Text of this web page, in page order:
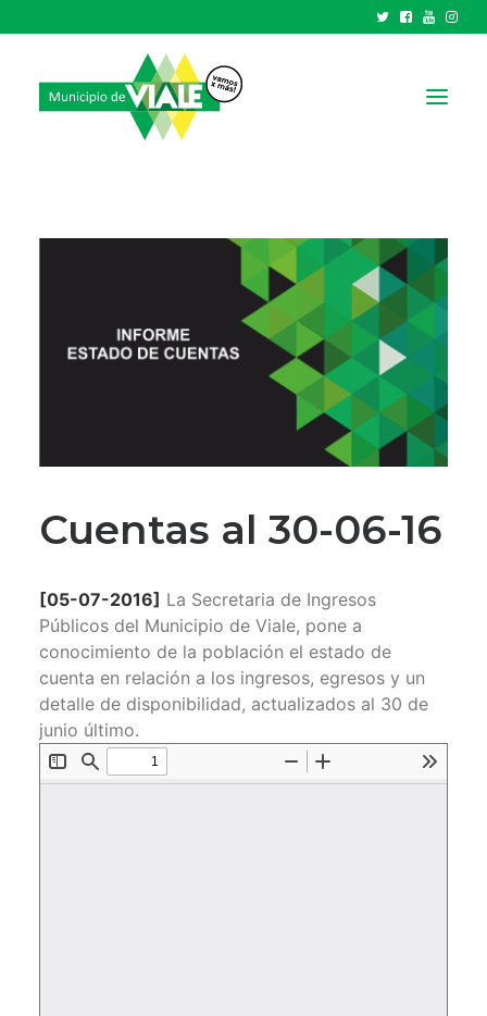
GOBIERNO
CIUDAD
Cuentas al 30-06-16
[05-07-2016] La Secretaria de Ingresos
Públicos del Municipio de Viale, pone a
conocimiento de la población el estado de
cuenta en relación a los ingresos, egresos y un
detalle de disponibilidad, actualizados al 30 de
junio último.